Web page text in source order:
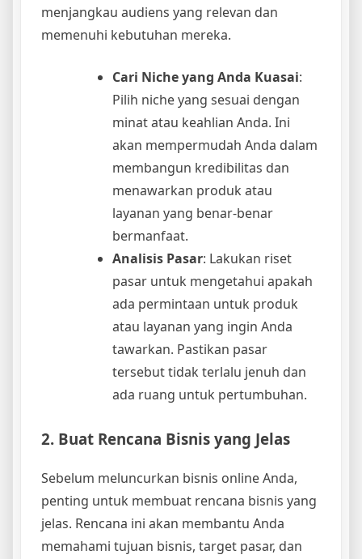
menjangkau audiens yang relevan dan
memenuhi kebutuhan mereka.
Cari Niche yang Anda Kuasai:
Pilih niche yang sesuai dengan
minat atau keahlian Anda. Ini
akan mempermudah Anda dalam
membangun kredibilitas dan
menawarkan produk atau
layanan yang benar-benar
bermanfaat.
Analisis Pasar: Lakukan riset
pasar untuk mengetahui apakah
ada permintaan untuk produk
atau layanan yang ingin Anda
tawarkan. Pastikan pasar
tersebut tidak terlalu jenuh dan
ada ruang untuk pertumbuhan.
2. Buat Rencana Bisnis yang Jelas
Sebelum meluncurkan bisnis online Anda,
penting untuk membuat rencana bisnis yang
jelas. Rencana ini akan membantu Anda
memahami tujuan bisnis, target pasar, dan